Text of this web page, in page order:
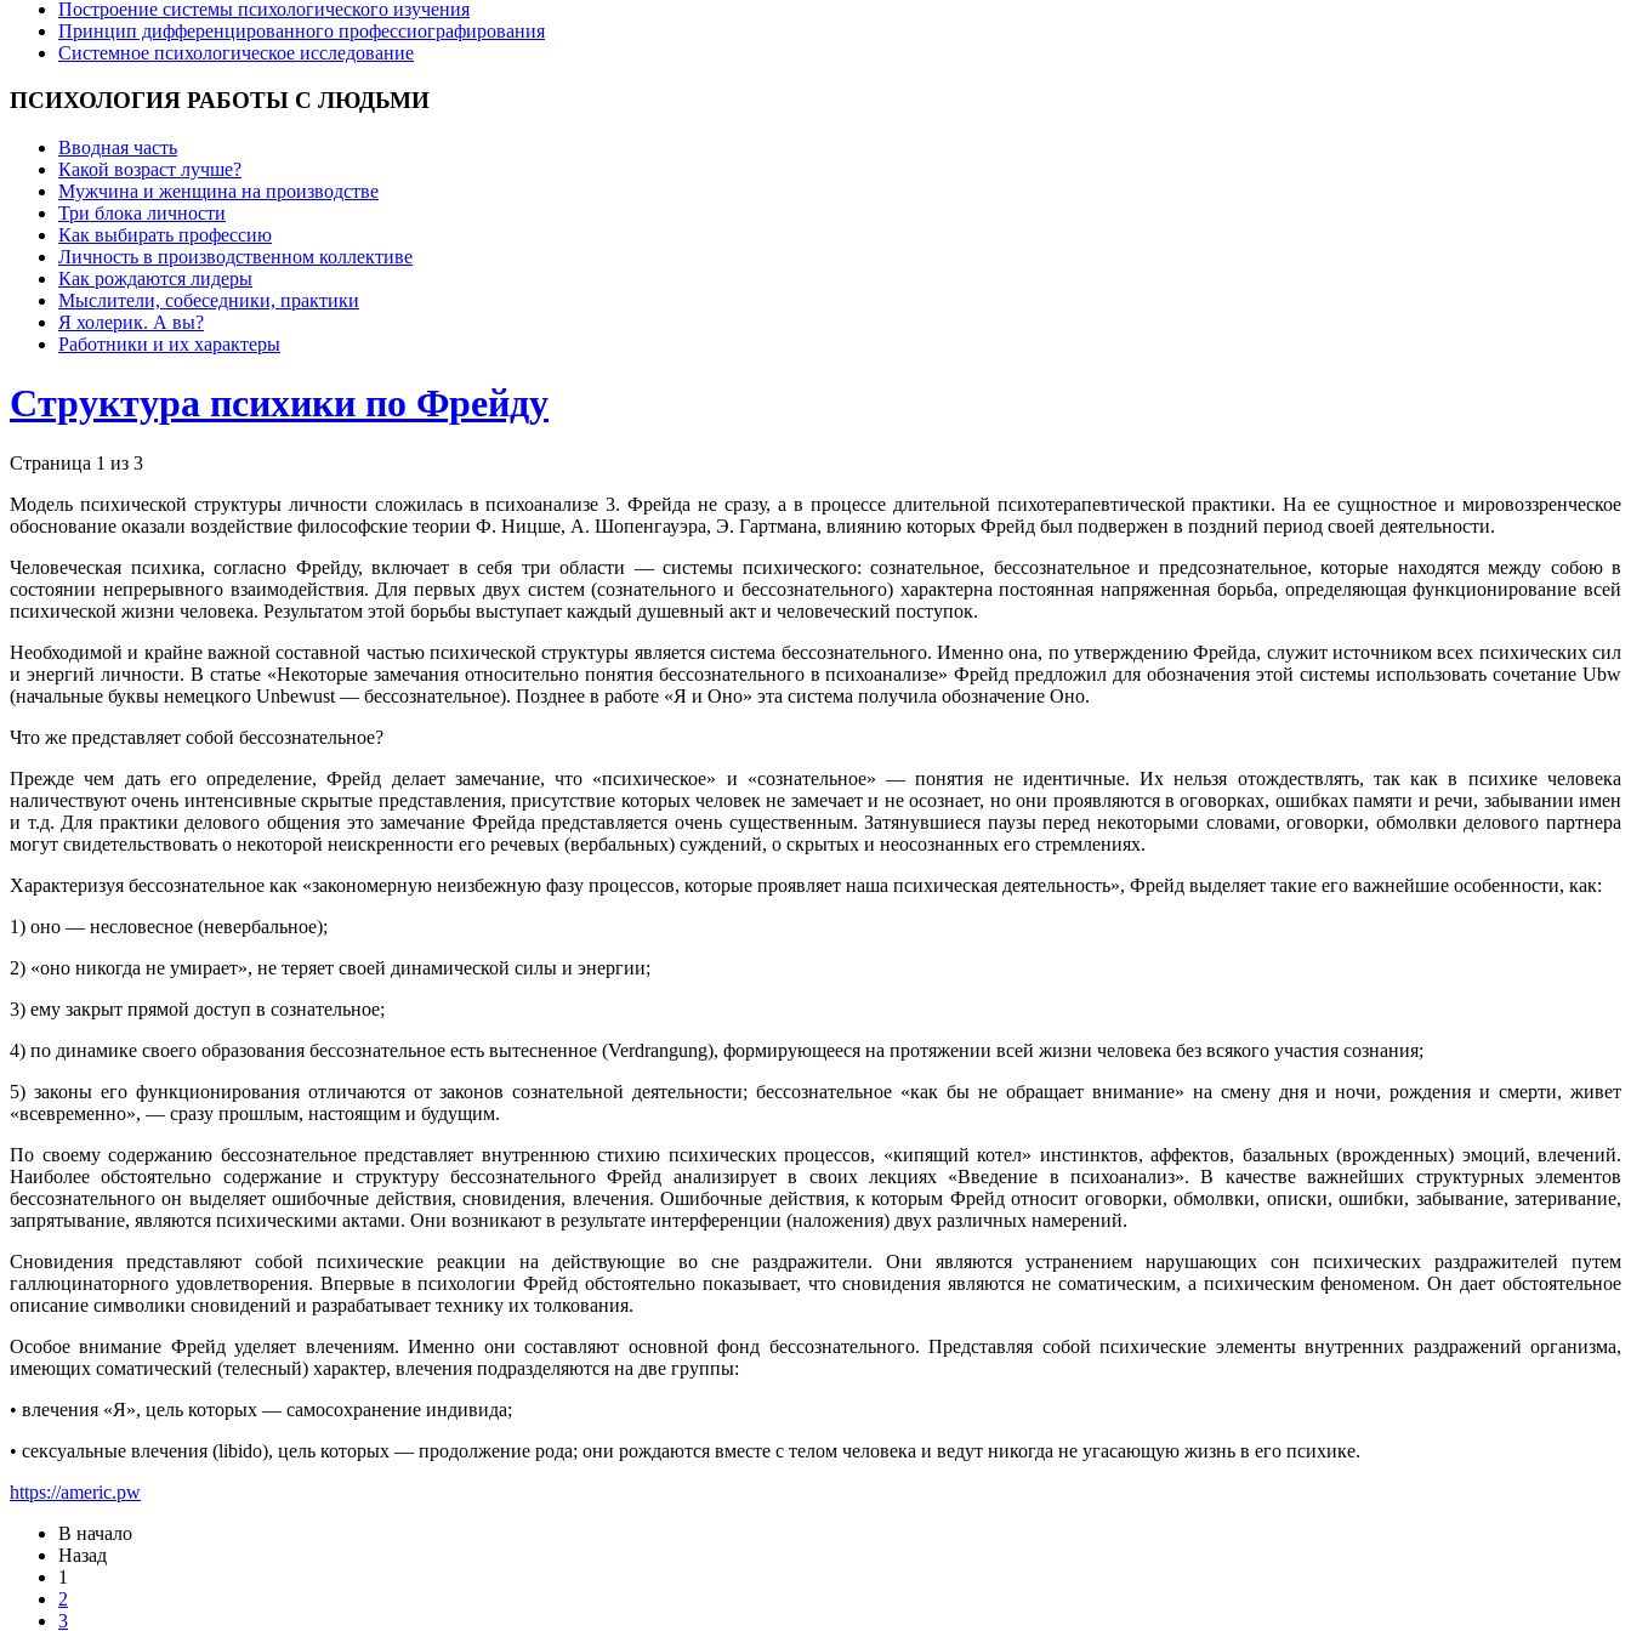
Построение системы психологического изучения
Принцип дифференцированного профессиографирования
Системное психологическое исследование
ПСИХОЛОГИЯ РАБОТЫ С ЛЮДЬМИ
Вводная часть
Какой возраст лучше?
Мужчина и женщина на производстве
Три блока личности
Как выбирать профессию
Личность в производственном коллективе
Как рождаются лидеры
Мыслители, собеседники, практики
Я холерик. А вы?
Работники и их характеры
Структура психики по Фрейду
Страница 1 из 3
Модель психической структуры личности сложилась в психоанализе 3. Фрейда не сразу, а в процессе длительной психотерапевтической практики. На ее сущностное и мировоззренческое
обоснование оказали воздействие философские теории Ф. Ницше, А. Шопенгауэра, Э. Гартмана, влиянию которых Фрейд был подвержен в поздний период своей деятельности.
Человеческая психика, согласно Фрейду, включает в себя три области — системы психического: сознательное, бессознательное и предсознательное, которые находятся между собою в
состоянии непрерывного взаимодействия. Для первых двух систем (сознательного и бессознательного) характерна постоянная напряженная борьба, определяющая функционирование всей
психической жизни человека. Результатом этой борьбы выступает каждый душевный акт и человеческий поступок.
Необходимой и крайне важной составной частью психической структуры является система бессознательного. Именно она, по утверждению Фрейда, служит источником всех психических сил
и энергий личности. В статье «Некоторые замечания относительно понятия бессознательного в психоанализе» Фрейд предложил для обозначения этой системы использовать сочетание Ubw
(начальные буквы немецкого Unbewust — бессознательное). Позднее в работе «Я и Оно» эта система получила обозначение Оно.
Что же представляет собой бессознательное?
Прежде чем дать его определение, Фрейд делает замечание, что «психическое» и «сознательное» — понятия не идентичные. Их нельзя отождествлять, так как в психике человека
наличествуют очень интенсивные скрытые представления, присутствие которых человек не замечает и не осознает, но они проявляются в оговорках, ошибках памяти и речи, забывании имен
и т.д. Для практики делового общения это замечание Фрейда представляется очень существенным. Затянувшиеся паузы перед некоторыми словами, оговорки, обмолвки делового партнера
могут свидетельствовать о некоторой неискренности его речевых (вербальных) суждений, о скрытых и неосознанных его стремлениях.
Характеризуя бессознательное как «закономерную неизбежную фазу процессов, которые проявляет наша психическая деятельность», Фрейд выделяет такие его важнейшие особенности, как:
1) оно — несловесное (невербальное);
2) «оно никогда не умирает», не теряет своей динамической силы и энергии;
3) ему закрыт прямой доступ в сознательное;
4) по динамике своего образования бессознательное есть вытесненное (Verdrangung), формирующееся на протяжении всей жизни человека без всякого участия сознания;
5) законы его функционирования отличаются от законов сознательной деятельности; бессознательное «как бы не обращает внимание» на смену дня и ночи, рождения и смерти, живет
«всевременно», — сразу прошлым, настоящим и будущим.
По своему содержанию бессознательное представляет внутреннюю стихию психических процессов, «кипящий котел» инстинктов, аффектов, базальных (врожденных) эмоций, влечений.
Наиболее обстоятельно содержание и структуру бессознательного Фрейд анализирует в своих лекциях «Введение в психоанализ». В качестве важнейших структурных элементов
бессознательного он выделяет ошибочные действия, сновидения, влечения. Ошибочные действия, к которым Фрейд относит оговорки, обмолвки, описки, ошибки, забывание, затеривание,
запрятывание, являются психическими актами. Они возникают в результате интерференции (наложения) двух различных намерений.
Сновидения представляют собой психические реакции на действующие во сне раздражители. Они являются устранением нарушающих сон психических раздражителей путем
галлюцинаторного удовлетворения. Впервые в психологии Фрейд обстоятельно показывает, что сновидения являются не соматическим, а психическим феноменом. Он дает обстоятельное
описание символики сновидений и разрабатывает технику их толкования.
Особое внимание Фрейд уделяет влечениям. Именно они составляют основной фонд бессознательного. Представляя собой психические элементы внутренних раздражений организма,
имеющих соматический (телесный) характер, влечения подразделяются на две группы:
• влечения «Я», цель которых — самосохранение индивида;
• сексуальные влечения (libido), цель которых — продолжение рода; они рождаются вместе с телом человека и ведут никогда не угасающую жизнь в его психике.
https://americ.pw
В начало
Назад
1
2
3